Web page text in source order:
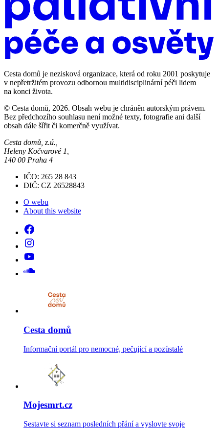
Cesta domů je nezisková organizace, která od roku 2001 poskytuje
v nepřetržitém provozu odbornou multidisciplinární péči lidem
na konci života.
© Cesta domů, 2026. Obsah webu je chráněn autorským právem.
Bez předchozího souhlasu není možné texty, fotografie ani další
obsah dále šířit či komerčně využívat.
Cesta domů, z.ú.,
Heleny Kočvarové 1,
140 00 Praha 4
IČO: 265 28 843
DIČ: CZ 26528843
O webu
About this website
Cesta domů
Informační portál pro nemocné, pečující a pozůstalé
Mojesmrt.cz
Sestavte si seznam posledních přání a vyslovte svoje